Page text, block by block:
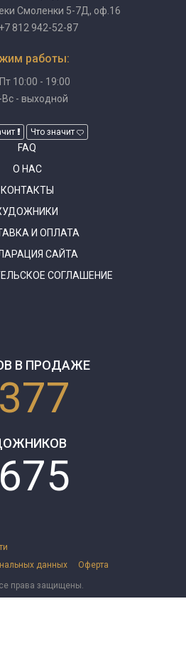
Смоленки 5-7Д, оф.16
812 942-52-87
работы:
10:00 - 19:00
- выходной
Что значит
FAQ
О НАС
КОНТАКТЫ
И ОПЛАТА
САЙТА
СОГЛАШЕНИЕ
В ПРОДАЖЕ
данных
Оферта
права защищены.